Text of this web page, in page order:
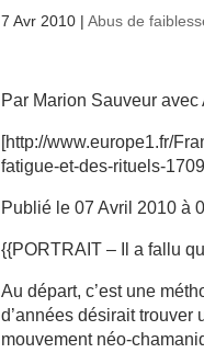
7 Avr 2010 |Abus de
Par Marion Sauveur
[http://www.europe1.fr/
fatigue-et-des-rituels-
Publié le 07 Avril 2010 à
{{PORTRAIT – Il a fallu
Au départ, c’est une
d’années désirait trouver
mouvement néo-